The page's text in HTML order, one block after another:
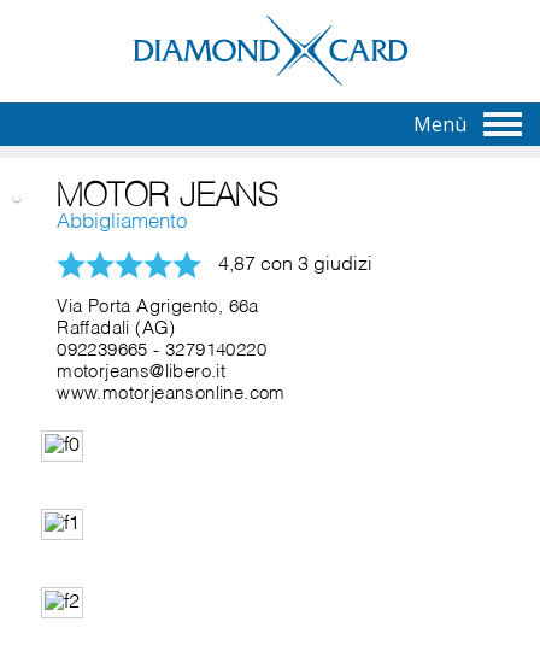
Menù
MOTOR JEANS
Abbigliamento
4,87 con 3 giudizi
Via Porta Agrigento, 66a
Raffadali (AG)
092239665 - 3279140220
motorjeans@libero.it
www.motorjeansonline.com